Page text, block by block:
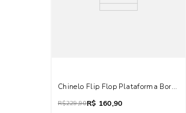
Chinelo Flip Flop Plataforma
R$229,90R$ 160,90